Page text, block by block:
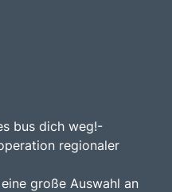
bus dich weg!-
regionaler
große Auswahl an